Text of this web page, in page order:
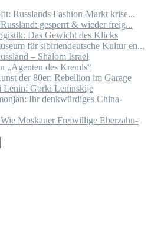
Russlands Fashion-Markt krise...
gesperrt & wieder freig...
Das Gewicht des Klicks
für sibiriendeutsche Kultur en...
– Shalom Israel
„Agenten des Kremls“
der 80er: Rebellion im Garage
Lenin: Gorki Leninskije
Ihr denkwürdiges China-
Moskauer Freiwillige Eberzahn-